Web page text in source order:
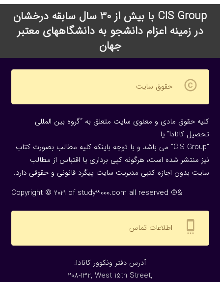
CIS Group با بیش از 30 سال سابقه درخشان
در زمینه اعزام دانشجو به دانشگاههای معتبر
جهان
copyright حقوق سایت
کلیه حقوق مادی و معنوی سایت متعلق به “گروه بین المللی
تحصیل کانادا” یا
“CIS Group” می باشد و با توجه باینکه کلیه مطالب بصورت کتاب
نیز منتشر شده است، هرگونه كپی برداری یا اقتباس از مطالب
سایت بدون اجازه كتبی مدیریت سایت پیگرد قانونی و حقوقی دارد.
Copyright © 2021 of study3000.com all reserved ®&
settings_cell اطلاعات تماس
:آدرس دفتر ونکوور کانادا
208-132, West 15th Street,